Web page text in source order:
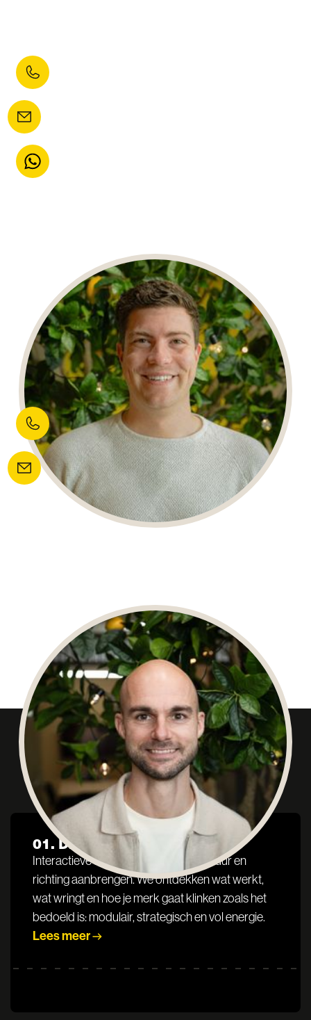
JAC ENGELS
Creative Eindbaas
FLIP ZEGERS
Merk- & Marketing Strateeg
DISCOVERDIENSTEN
01. Discovery Workshop
Interactieve sessies waarin we structuur en
richting aanbrengen. We ontdekken wat werkt,
wat wringt en hoe je merk gaat klinken zoals het
bedoeld is: modulair, strategisch en vol energie.
Lees meer